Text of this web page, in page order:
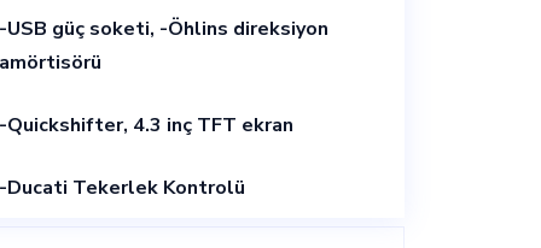
-USB güç soketi, -Öhlins direksiyon
amörtisörü
-Quickshifter, 4.3 inç TFT ekran
-Ducati Tekerlek Kontrolü